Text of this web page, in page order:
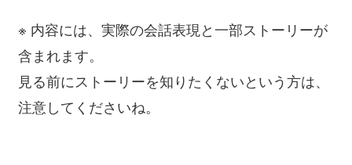
※ 内容には、実際の会話表現と一部ストーリーが
含まれます。
見る前にストーリーを知りたくないという方は、
注意してくださいね。